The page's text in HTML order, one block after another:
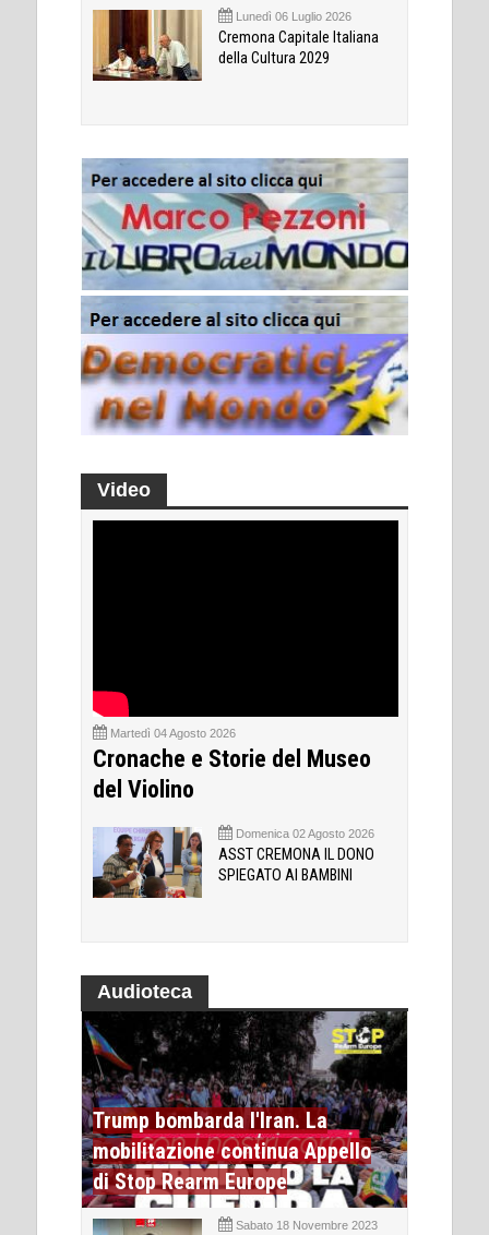
Lunedì 06 Luglio 2026
Cremona Capitale Italiana
della Cultura 2029
Video
Martedì 04 Agosto 2026
Cronache e Storie del Museo
del Violino
Domenica 02 Agosto 2026
ASST CREMONA IL DONO
SPIEGATO AI BAMBINI
Audioteca
Trump bombarda l'Iran. La
mobilitazione continua Appello
di Stop Rearm Europe
Sabato 18 Novembre 2023